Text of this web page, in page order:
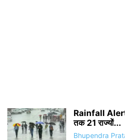
Rainfall
तक 21 राज्यों...
Bhupendra